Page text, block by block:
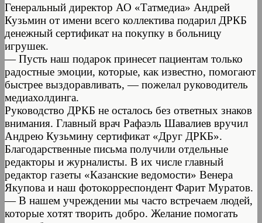
Генеральный директор АО «Татмедиа» Андрей
Кузьмин от имени всего коллектива подарил ДРКБ
денежный сертификат на покупку в больницу
игрушек.
— Пусть наш подарок принесет пациентам только
радостные эмоции, которые, как известно, помогают
быстрее выздоравливать, — пожелал руководитель
медиахолдинга.
Руководство ДРКБ не осталось без ответных знаков
внимания. Главный врач Рафаэль Шавалиев вручил
Андрею Кузьмину сертификат «Друг ДРКБ».
Благодарственные письма получили отдельные
редакторы и журналисты. В их числе главный
редактор газеты «Казанские ведомости» Венера
Якупова и наш фотокорреспондент Фарит Муратов.
— В нашем учреждении мы часто встречаем людей,
которые хотят творить добро. Желание помогать